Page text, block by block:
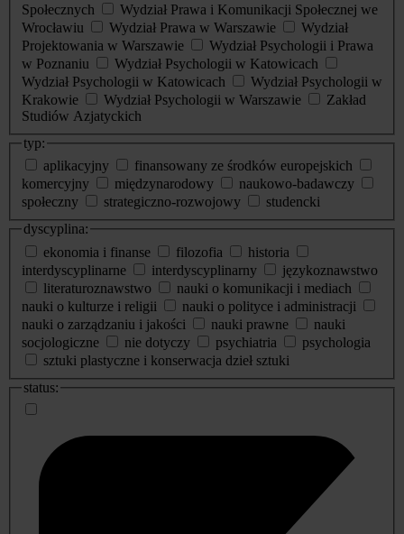
Społecznych
Wydział Prawa i Komunikacji Społecznej we
Wrocławiu
Wydział Prawa w Warszawie
Wydział
Projektowania w Warszawie
Wydział Psychologii i Prawa
w Poznaniu
Wydział Psychologii w Katowicach
Wydział Psychologii w Katowicach
Wydział Psychologii w
Krakowie
Wydział Psychologii w Warszawie
Zakład
Studiów Azjatyckich
typ:
aplikacyjny
finansowany ze środków europejskich
komercyjny
międzynarodowy
naukowo-badawczy
społeczny
strategiczno-rozwojowy
studencki
dyscyplina:
ekonomia i finanse
filozofia
historia
interdyscyplinarne
interdyscyplinarny
językoznawstwo
literaturoznawstwo
nauki o komunikacji i mediach
nauki o kulturze i religii
nauki o polityce i administracji
nauki o zarządzaniu i jakości
nauki prawne
nauki
socjologiczne
nie dotyczy psychiatria
psychologia
sztuki plastyczne i konserwacja dzieł sztuki
status: